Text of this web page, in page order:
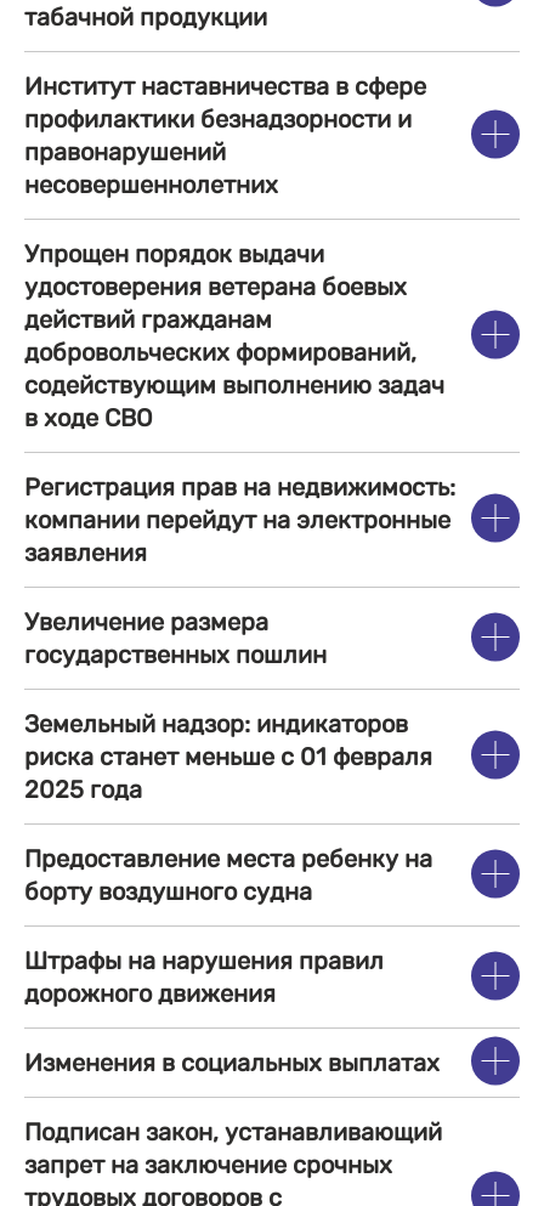
табачной продукции
Институт наставничества в сфере
профилактики безнадзорности и
правонарушений
несовершеннолетних
Упрощен порядок выдачи
удостоверения ветерана боевых
действий гражданам
добровольческих формирований,
содействующим выполнению задач
в ходе СВО
Регистрация прав на недвижимость:
компании перейдут на электронные
заявления
Увеличение размера
государственных пошлин
Земельный надзор: индикаторов
риска станет меньше с 01 февраля
2025 года
Предоставление места ребенку на
борту воздушного судна
Штрафы на нарушения правил
дорожного движения
Изменения в социальных выплатах
Подписан закон, устанавливающий
запрет на заключение срочных
трудовых договоров с